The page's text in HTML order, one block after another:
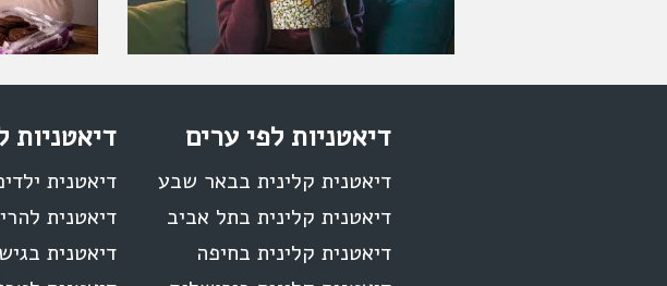
דיאטניות לפי ערים
דיאטנית קלינית בבאר שבע
דיאטנית קלינית בתל אביב
דיאטנית קלינית בחיפה
דיאטניות
דיאטנית
דיאטנית
דיאטנית